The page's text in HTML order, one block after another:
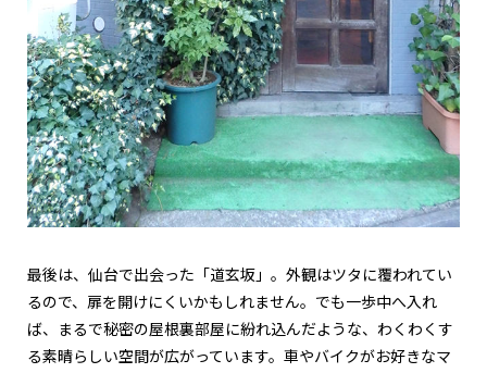
最後は、仙台で出会った「道玄坂」。外観はツタに覆われてい
るので、扉を開けにくいかもしれません。でも一歩中へ入れ
ば、まるで秘密の屋根裏部屋に紛れ込んだような、わくわくす
る素晴らしい空間が広がっています。車やバイクがお好きなマ